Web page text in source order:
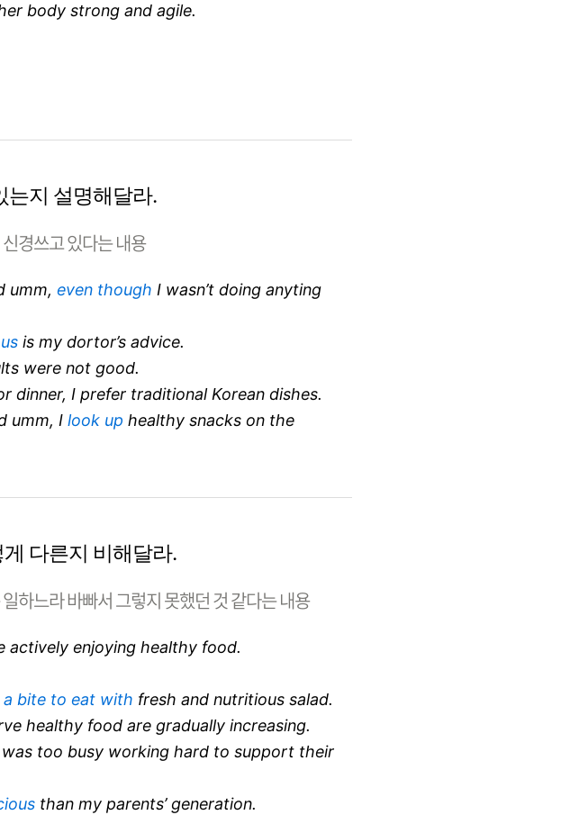
body strong and agile.
는지 설명해달라.
경쓰고 있다는 내용
umm, even though I wasn’t doing anyting
is my dortor’s advice.
were not good.
dinner, I prefer traditional Korean dishes.
umm, I look up healthy snacks on the
다른지 비해달라.
하느라 바빠서 그렇지 못했던 것 같다는 내용
actively enjoying healthy food.
a bite to eat with fresh and nutritious salad.
healthy food are gradually increasing.
was too busy working hard to support their
than my parents’ generation.